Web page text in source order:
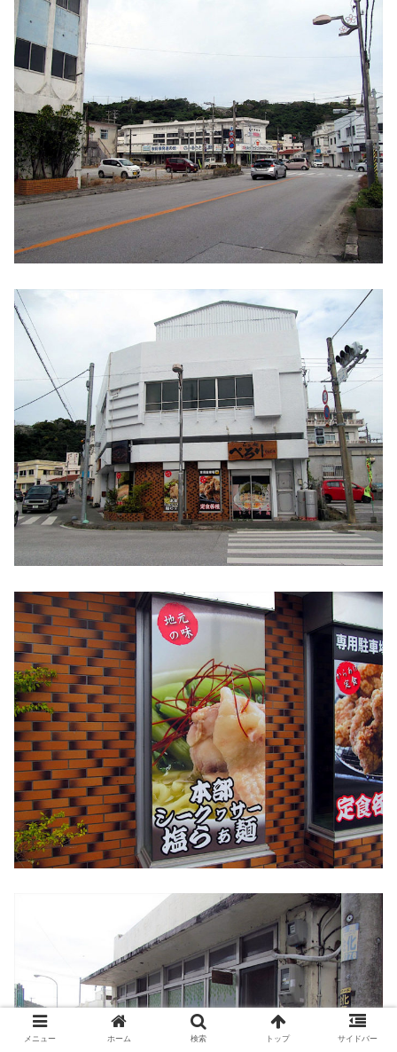
メニュー ホーム 検索 トップ サイドバー